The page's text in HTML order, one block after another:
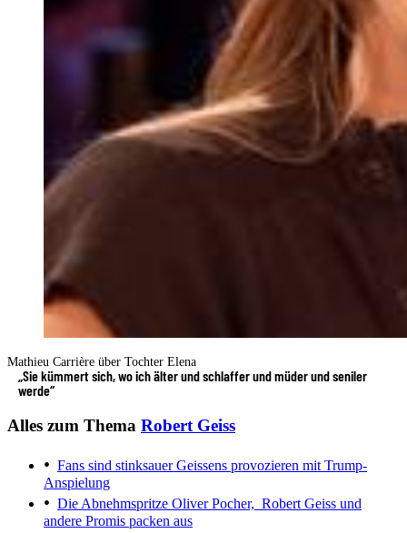
Mathieu Carrière über Tochter Elena
„Sie kümmert sich, wo ich älter und schlaffer und müder und seniler
werde“
Alles zum Thema Robert Geiss
Fans sind stinksauerGeissens provozieren mit Trump-
Anspielung
Die Abnehmspritze Oliver Pocher, Robert Geiss und
andere Promis packen aus